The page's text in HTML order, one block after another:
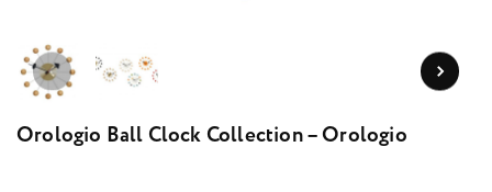
Orologio Ball Clock Collection – Orologio